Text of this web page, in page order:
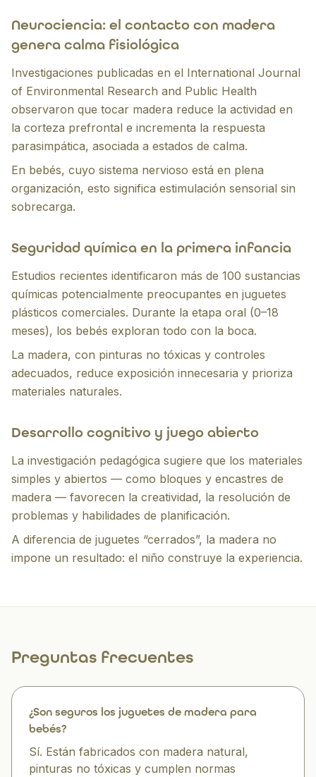
Neurociencia: el contacto con madera
genera calma fisiológica
Investigaciones publicadas en el International Journal
of Environmental Research and Public Health
observaron que tocar madera reduce la actividad en
la corteza prefrontal e incrementa la respuesta
parasimpática, asociada a estados de calma.
En bebés, cuyo sistema nervioso está en plena
organización, esto significa estimulación sensorial sin
sobrecarga.
Seguridad química en la primera infancia
Estudios recientes identificaron más de 100 sustancias
químicas potencialmente preocupantes en juguetes
plásticos comerciales. Durante la etapa oral (0–18
meses), los bebés exploran todo con la boca.
La madera, con pinturas no tóxicas y controles
adecuados, reduce exposición innecesaria y prioriza
materiales naturales.
Desarrollo cognitivo y juego abierto
La investigación pedagógica sugiere que los materiales
simples y abiertos — como bloques y encastres de
madera — favorecen la creatividad, la resolución de
problemas y habilidades de planificación.
A diferencia de juguetes “cerrados”, la madera no
impone un resultado: el niño construye la experiencia.
Preguntas frecuentes
¿Son seguros los juguetes de madera para
bebés?
Sí. Están fabricados con madera natural,
pinturas no tóxicas y cumplen normas